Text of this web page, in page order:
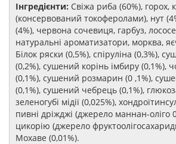
Інгредієнти: Свіжа риба (60%), горох,
(консервований токоферолами), нут
(4%), червона сочевиця, гарбуз,
натуральні ароматизатори, морква,
Білок ряски (0,5%), спіруліна (0,3%),
(0,2%), сушений корінь імбиру (0,1%),
(0,1%), сушений розмарин (0 ,1%),
(0,1%), сушений чебрець (0,1%),
зеленогубі мідії (0,025%),
пивні дріжджі (джерело маннан-оліго
цикорію (джерело
Мохаве (0,01%).